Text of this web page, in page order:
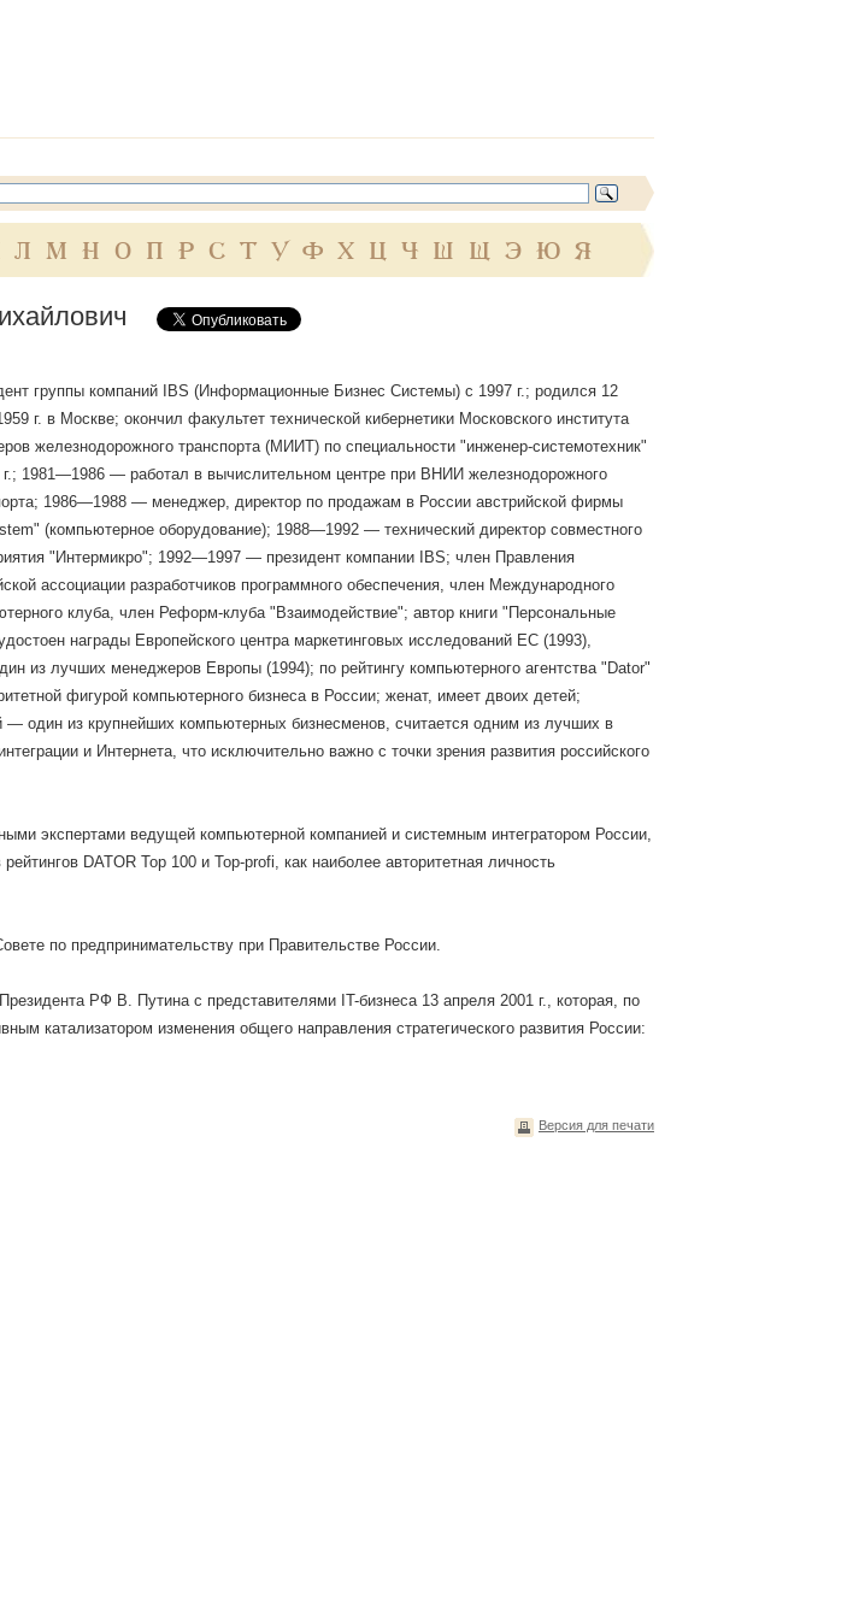
Л М Н О П Р С Т У Ф Х Ц Ч Ш Щ Э Ю Я
группы компаний IВS (Информационные Бизнес Системы) с 1997 г.; родился 12
г. в Москве; окончил факультет технической кибернетики Московского института
железнодорожного транспорта (МИИТ) по специальности "инженер-системотехник"
г.; 1981—1986 — работал в вычислительном центре при ВНИИ железнодорожного
1986—1988 — менеджер, директор по продажам в России австрийской фирмы
(компьютерное оборудование); 1988—1992 — технический директор совместного
"Интермикро"; 1992—1997 — президент компании IВS; член Правления
ассоциации разработчиков программного обеспечения, член Международного
клуба, член Реформ-клуба "Взаимодействие"; автор книги "Персональные
награды Европейского центра маркетинговых исследований ЕС (1993),
из лучших менеджеров Европы (1994); по рейтингу компьютерного агентства "Dаtоr"
фигурой компьютерного бизнеса в России; женат, имеет двоих детей;
— один из крупнейших компьютерных бизнесменов, считается одним из лучших в
и Интернета, что исключительно важно с точки зрения развития российского
экспертами ведущей компьютерной компанией и системным интегратором России,
DATOR Top 100 и Top-profi, как наиболее авторитетная личность
по предпринимательству при Правительстве России.
РФ В. Путина с представителями IT-бизнеса 13 апреля 2001 г., которая, по
катализатором изменения общего направления стратегического развития России:
Версия для печати